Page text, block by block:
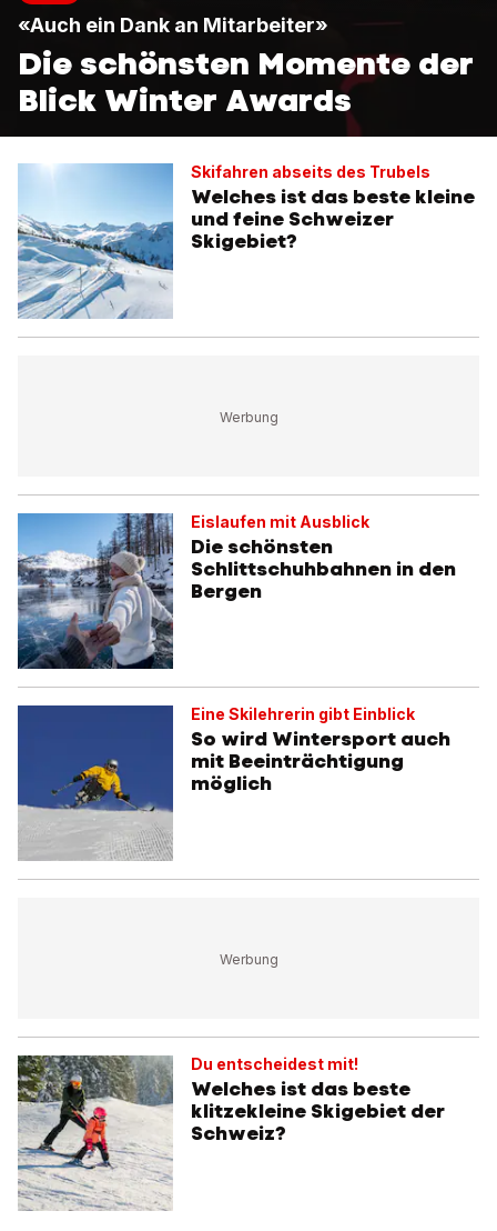
«Auch ein Dank an Mitarbeiter»
Die schönsten Momente der
Blick Winter Awards
Skifahren abseits des Trubels
Welches ist das beste kleine
und feine Schweizer
Skigebiet?
Eislaufen mit Ausblick
Die schönsten
Schlittschuhbahnen in den
Bergen
Eine Skilehrerin gibt Einblick
So wird Wintersport auch
mit Beeinträchtigung
möglich
Du entscheidest mit!
Welches ist das beste
klitzekleine Skigebiet der
Schweiz?